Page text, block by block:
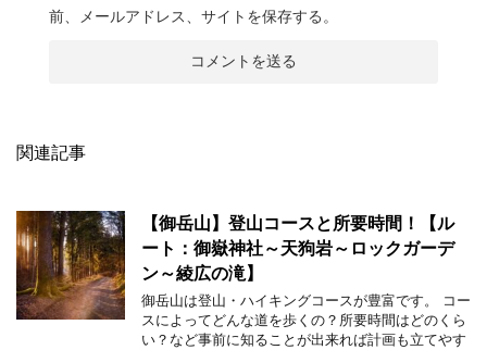
前、メールアドレス、サイトを保存する。
関連記事
【御岳山】登山コースと所要時間！【ル
ート：御嶽神社～天狗岩～ロックガーデ
ン～綾広の滝】
御岳山は登山・ハイキングコースが豊富です。 コー
スによってどんな道を歩くの？所要時間はどのくら
い？など事前に知ることが出来れば計画も立てやす